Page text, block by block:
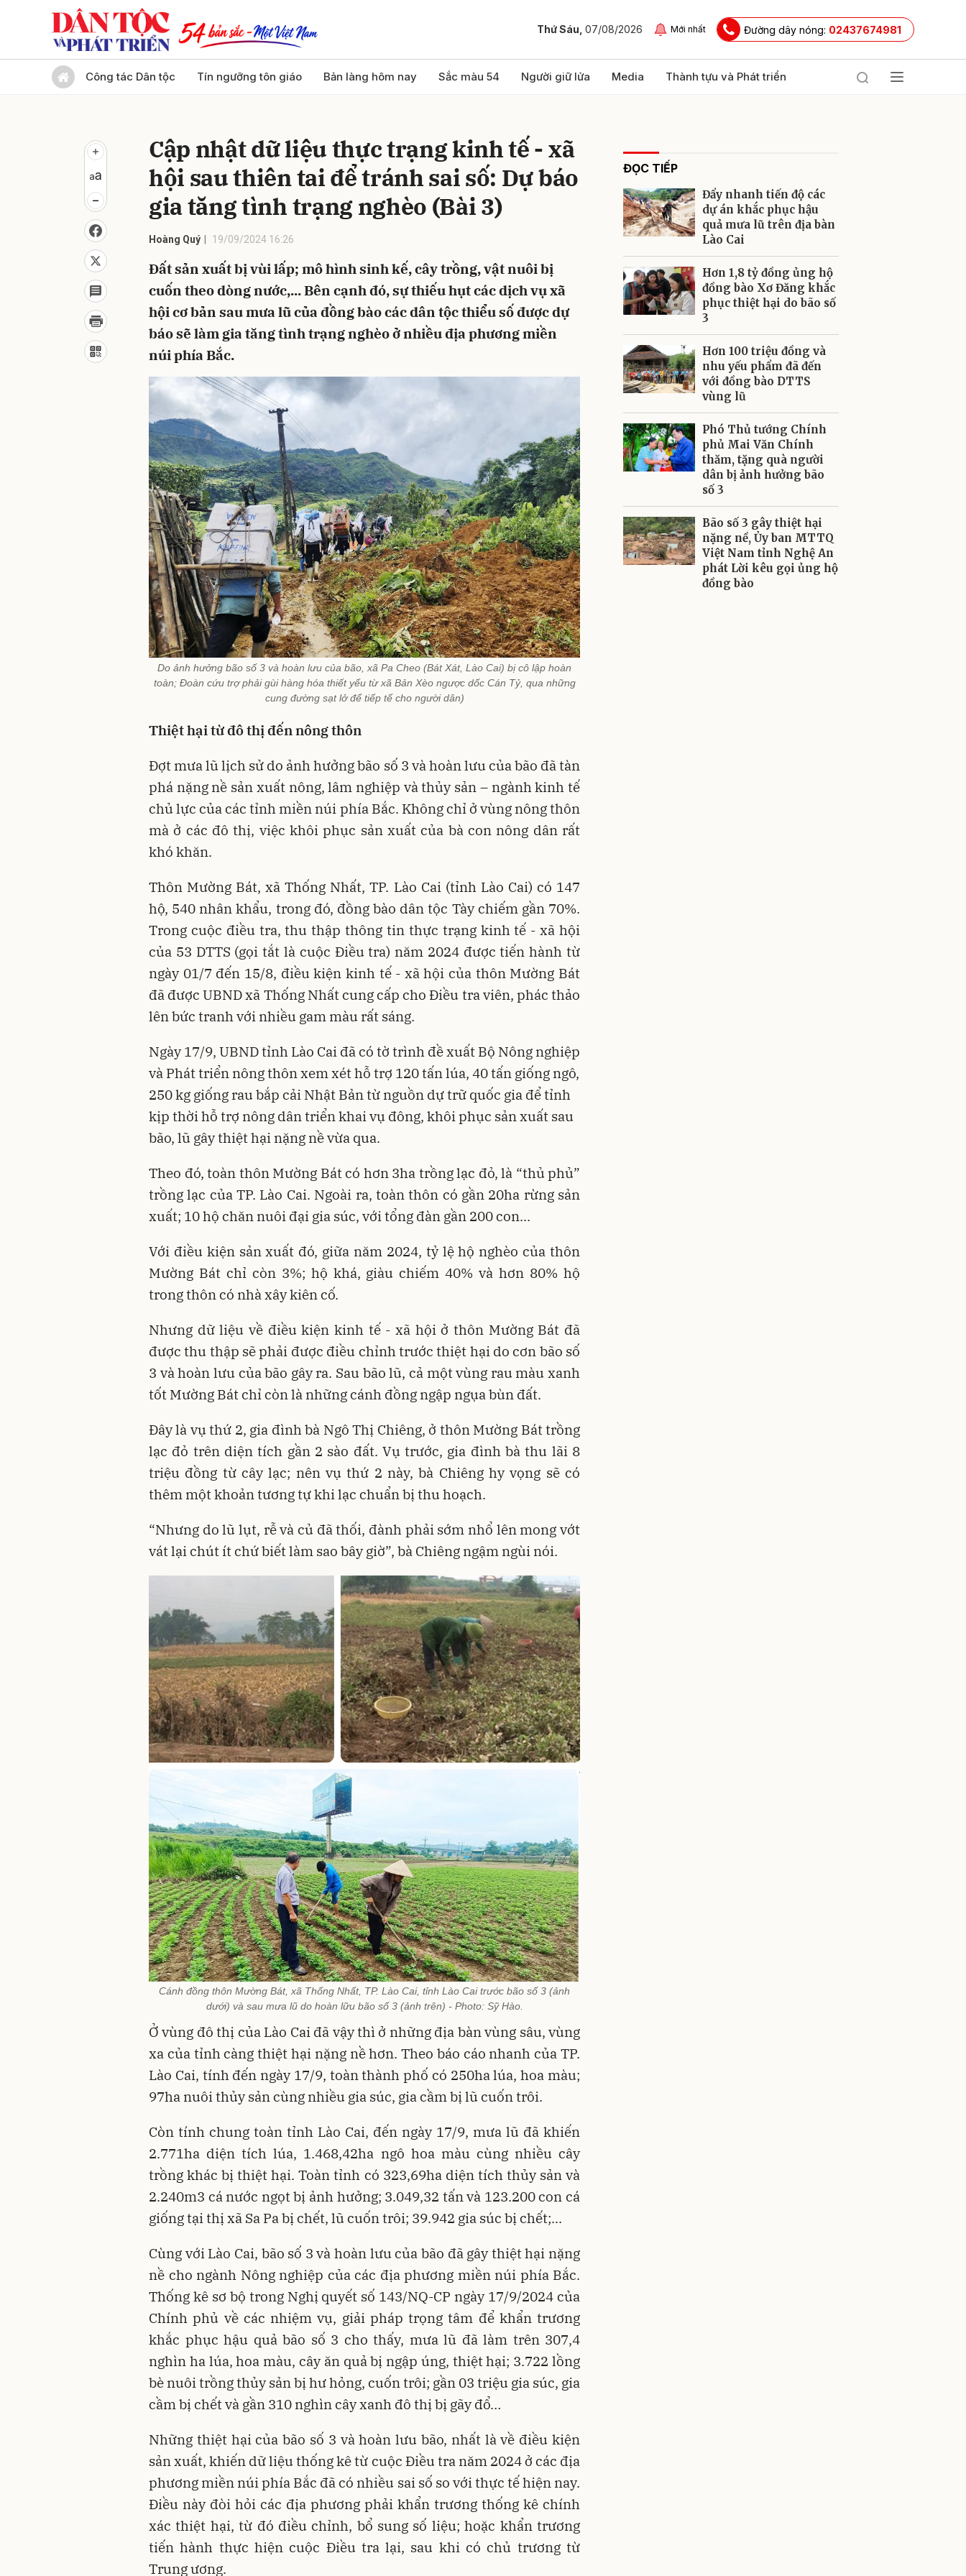
Thứ Sáu, 07/08/2026 Mới nhất Đường dây nóng: 02437674981
Công tác Dân tộc Tín ngưỡng tôn giáo Bản làng hôm nay Sắc màu 54 Người giữ lửa Media Thành tựu và Phát triển
Cập nhật dữ liệu thực trạng kinh tế - xã
hội sau thiên tai để tránh sai số: Dự báo
gia tăng tình trạng nghèo (Bài 3)
Hoàng Quý 19/09/2024 16:26
Đất sản xuất bị vùi lấp; mô hình sinh kế, cây trồng, vật nuôi bị
cuốn theo dòng nước,... Bên cạnh đó, sự thiếu hụt các dịch vụ xã
hội cơ bản sau mưa lũ của đồng bào các dân tộc thiểu số được dự
báo sẽ làm gia tăng tình trạng nghèo ở nhiều địa phương miền
núi phía Bắc.
Do ảnh hưởng bão số 3 và hoàn lưu của bão, xã Pa Cheo (Bát Xát, Lào Cai) bị cô lập hoàn
toàn; Đoàn cứu trợ phải gùi hàng hóa thiết yếu từ xã Bản Xèo ngược dốc Cán Tỷ, qua những
cung đường sạt lở để tiếp tế cho người dân)
Thiệt hại từ đô thị đến nông thôn
Đợt mưa lũ lịch sử do ảnh hưởng bão số 3 và hoàn lưu của bão đã tàn
phá nặng nề sản xuất nông, lâm nghiệp và thủy sản – ngành kinh tế
chủ lực của các tỉnh miền núi phía Bắc. Không chỉ ở vùng nông thôn
mà ở các đô thị, việc khôi phục sản xuất của bà con nông dân rất
khó khăn.
Thôn Mường Bát, xã Thống Nhất, TP. Lào Cai (tỉnh Lào Cai) có 147
hộ, 540 nhân khẩu, trong đó, đồng bào dân tộc Tày chiếm gần 70%.
Trong cuộc điều tra, thu thập thông tin thực trạng kinh tế - xã hội
của 53 DTTS (gọi tắt là cuộc Điều tra) năm 2024 được tiến hành từ
ngày 01/7 đến 15/8, điều kiện kinh tế - xã hội của thôn Mường Bát
đã được UBND xã Thống Nhất cung cấp cho Điều tra viên, phác thảo
lên bức tranh với nhiều gam màu rất sáng.
Ngày 17/9, UBND tỉnh Lào Cai đã có tờ trình đề xuất Bộ Nông nghiệp
và Phát triển nông thôn xem xét hỗ trợ 120 tấn lúa, 40 tấn giống ngô,
250 kg giống rau bắp cải Nhật Bản từ nguồn dự trữ quốc gia để tỉnh
kịp thời hỗ trợ nông dân triển khai vụ đông, khôi phục sản xuất sau
bão, lũ gây thiệt hại nặng nề vừa qua.
Theo đó, toàn thôn Mường Bát có hơn 3ha trồng lạc đỏ, là “thủ phủ”
trồng lạc của TP. Lào Cai. Ngoài ra, toàn thôn có gần 20ha rừng sản
xuất; 10 hộ chăn nuôi đại gia súc, với tổng đàn gần 200 con...
Với điều kiện sản xuất đó, giữa năm 2024, tỷ lệ hộ nghèo của thôn
Mường Bát chỉ còn 3%; hộ khá, giàu chiếm 40% và hơn 80% hộ
trong thôn có nhà xây kiên cố.
Nhưng dữ liệu về điều kiện kinh tế - xã hội ở thôn Mường Bát đã
được thu thập sẽ phải được điều chỉnh trước thiệt hại do cơn bão số
3 và hoàn lưu của bão gây ra. Sau bão lũ, cả một vùng rau màu xanh
tốt Mường Bát chỉ còn là những cánh đồng ngập ngụa bùn đất.
Đây là vụ thứ 2, gia đình bà Ngô Thị Chiêng, ở thôn Mường Bát trồng
lạc đỏ trên diện tích gần 2 sào đất. Vụ trước, gia đình bà thu lãi 8
triệu đồng từ cây lạc; nên vụ thứ 2 này, bà Chiêng hy vọng sẽ có
thêm một khoản tương tự khi lạc chuẩn bị thu hoạch.
“Nhưng do lũ lụt, rễ và củ đã thối, đành phải sớm nhổ lên mong vớt
vát lại chút ít chứ biết làm sao bây giờ”, bà Chiêng ngậm ngùi nói.
Cánh đồng thôn Mường Bát, xã Thống Nhất, TP. Lào Cai, tỉnh Lào Cai trước bão số 3 (ảnh
dưới) và sau mưa lũ do hoàn lữu bão số 3 (ảnh trên) - Photo: Sỹ Hào.
Ở vùng đô thị của Lào Cai đã vậy thì ở những địa bàn vùng sâu, vùng
xa của tỉnh càng thiệt hại nặng nề hơn. Theo báo cáo nhanh của TP.
Lào Cai, tính đến ngày 17/9, toàn thành phố có 250ha lúa, hoa màu;
97ha nuôi thủy sản cùng nhiều gia súc, gia cầm bị lũ cuốn trôi.
Còn tính chung toàn tỉnh Lào Cai, đến ngày 17/9, mưa lũ đã khiến
2.771ha diện tích lúa, 1.468,42ha ngô hoa màu cùng nhiều cây
trồng khác bị thiệt hại. Toàn tỉnh có 323,69ha diện tích thủy sản và
2.240m3 cá nước ngọt bị ảnh hưởng; 3.049,32 tấn và 123.200 con cá
giống tại thị xã Sa Pa bị chết, lũ cuốn trôi; 39.942 gia súc bị chết;...
Cùng với Lào Cai, bão số 3 và hoàn lưu của bão đã gây thiệt hại nặng
nề cho ngành Nông nghiệp của các địa phương miền núi phía Bắc.
Thống kê sơ bộ trong Nghị quyết số 143/NQ-CP ngày 17/9/2024 của
Chính phủ về các nhiệm vụ, giải pháp trọng tâm để khẩn trương
khắc phục hậu quả bão số 3 cho thấy, mưa lũ đã làm trên 307,4
nghìn ha lúa, hoa màu, cây ăn quả bị ngập úng, thiệt hại; 3.722 lồng
bè nuôi trồng thủy sản bị hư hỏng, cuốn trôi; gần 03 triệu gia súc, gia
cầm bị chết và gần 310 nghìn cây xanh đô thị bị gãy đổ…
Những thiệt hại của bão số 3 và hoàn lưu bão, nhất là về điều kiện
sản xuất, khiến dữ liệu thống kê từ cuộc Điều tra năm 2024 ở các địa
phương miền núi phía Bắc đã có nhiều sai số so với thực tế hiện nay.
Điều này đòi hỏi các địa phương phải khẩn trương thống kê chính
xác thiệt hại, từ đó điều chỉnh, bổ sung số liệu; hoặc khẩn trương
tiến hành thực hiện cuộc Điều tra lại, sau khi có chủ trương từ
Trung ương.
ĐỌC TIẾP
Đẩy nhanh tiến độ các
dự án khắc phục hậu
quả mưa lũ trên địa bàn
Lào Cai
Hơn 1,8 tỷ đồng ủng hộ
đồng bào Xơ Đăng khắc
phục thiệt hại do bão số
3
Hơn 100 triệu đồng và
nhu yếu phẩm đã đến
với đồng bào DTTS
vùng lũ
Phó Thủ tướng Chính
phủ Mai Văn Chính
thăm, tặng quà người
dân bị ảnh hưởng bão
số 3
Bão số 3 gây thiệt hại
nặng nề, Ủy ban MTTQ
Việt Nam tỉnh Nghệ An
phát Lời kêu gọi ủng hộ
đồng bào
Gửi bình luận
Gửi